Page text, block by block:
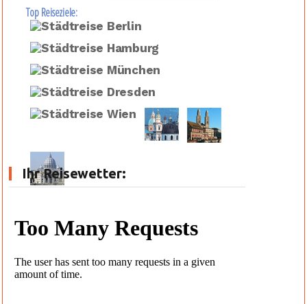
Top Reiseziele:
Ihr Reisewetter: